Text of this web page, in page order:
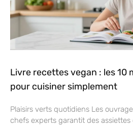
Livre recettes vegan : les 10
pour cuisiner simplement
Plaisirs verts quotidiens Les
chefs experts garantit des assiettes